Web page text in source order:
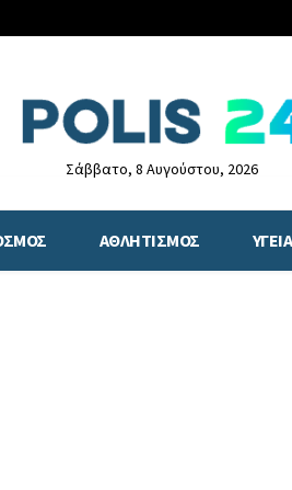
Σάββατο, 8 Αυγούστου, 2026
ΑΘΛΗΤΙΣΜΟΣ ΥΓΕΙΑ